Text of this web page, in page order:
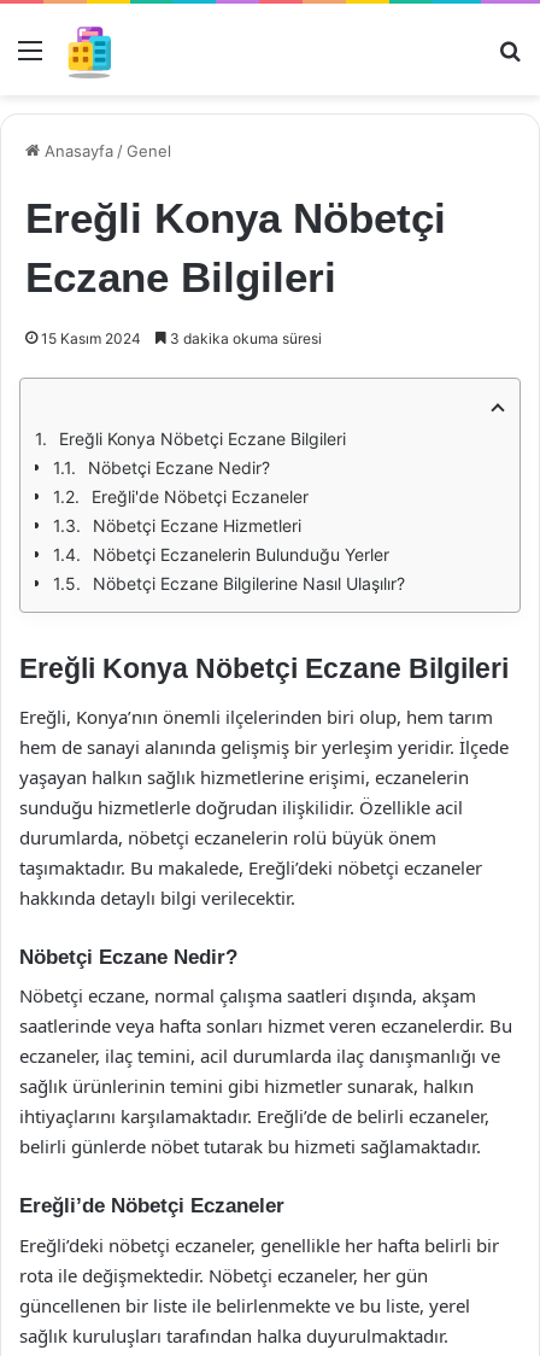
Menü
Anasayfa /Genel
Ereğli Konya Nöbetçi
Eczane Bilgileri
15 Kasım 2024 3 dakika okuma süresi
Ereğli Konya Nöbetçi Eczane Bilgileri
Nöbetçi Eczane Nedir?
Ereğli'de Nöbetçi Eczaneler
Nöbetçi Eczane Hizmetleri
Nöbetçi Eczanelerin Bulunduğu Yerler
Nöbetçi Eczane Bilgilerine Nasıl Ulaşılır?
Ereğli Konya Nöbetçi Eczane Bilgileri
Ereğli, Konya’nın önemli ilçelerinden biri olup, hem tarım
hem de sanayi alanında gelişmiş bir yerleşim yeridir. İlçede
yaşayan halkın sağlık hizmetlerine erişimi, eczanelerin
sunduğu hizmetlerle doğrudan ilişkilidir. Özellikle acil
durumlarda, nöbetçi eczanelerin rolü büyük önem
taşımaktadır. Bu makalede, Ereğli’deki nöbetçi eczaneler
hakkında detaylı bilgi verilecektir.
Nöbetçi Eczane Nedir?
Nöbetçi eczane, normal çalışma saatleri dışında, akşam
saatlerinde veya hafta sonları hizmet veren eczanelerdir. Bu
eczaneler, ilaç temini, acil durumlarda ilaç danışmanlığı ve
sağlık ürünlerinin temini gibi hizmetler sunarak, halkın
ihtiyaçlarını karşılamaktadır. Ereğli’de de belirli eczaneler,
belirli günlerde nöbet tutarak bu hizmeti sağlamaktadır.
Ereğli’de Nöbetçi Eczaneler
Ereğli’deki nöbetçi eczaneler, genellikle her hafta belirli bir
rota ile değişmektedir. Nöbetçi eczaneler, her gün
güncellenen bir liste ile belirlenmekte ve bu liste, yerel
sağlık kuruluşları tarafından halka duyurulmaktadır.